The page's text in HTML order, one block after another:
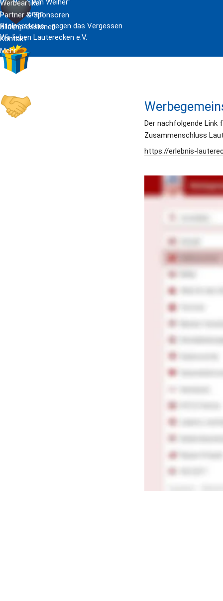
Grillplatz "Am Weiher"
Publikationen
Stolpersteine - gegen das Vergessen
Wir lieben Lauterecken e.V.
Werbeartikel
Partner & Sponsoren
Bildimpressionen
Kontakt
Mehr...
Der nachfolgende Link
Zusammenschluss
https://erlebnis-